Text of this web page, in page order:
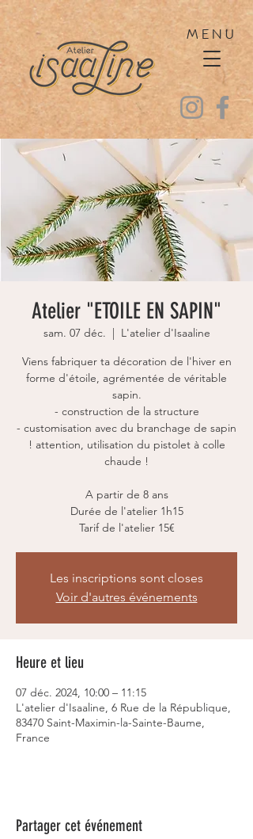
MENU
Atelier "ETOILE EN SAPIN"
sam. 07 déc.
  |
L'atelier d'Isaaline
Viens fabriquer ta décoration de l'hiver en
forme d'étoile, agrémentée de véritable
sapin.
- construction de la structure
- customisation avec du branchage de sapin
! attention, utilisation du pistolet à colle
chaude !
A partir de 8 ans
Durée de l'atelier 1h15
Tarif de l'atelier 15€
Les inscriptions sont closes
Voir d'autres événements
Heure et lieu
07 déc. 2024, 10:00 – 11:15
L'atelier d'Isaaline, 6 Rue de la République,
83470 Saint-Maximin-la-Sainte-Baume,
France
Partager cet événement